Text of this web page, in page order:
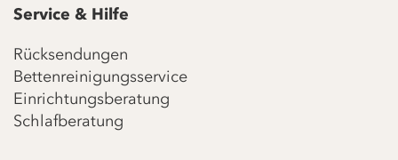
Service & Hilfe
Rücksendungen
Bettenreinigungsservice
Einrichtungsberatung
Schlafberatung